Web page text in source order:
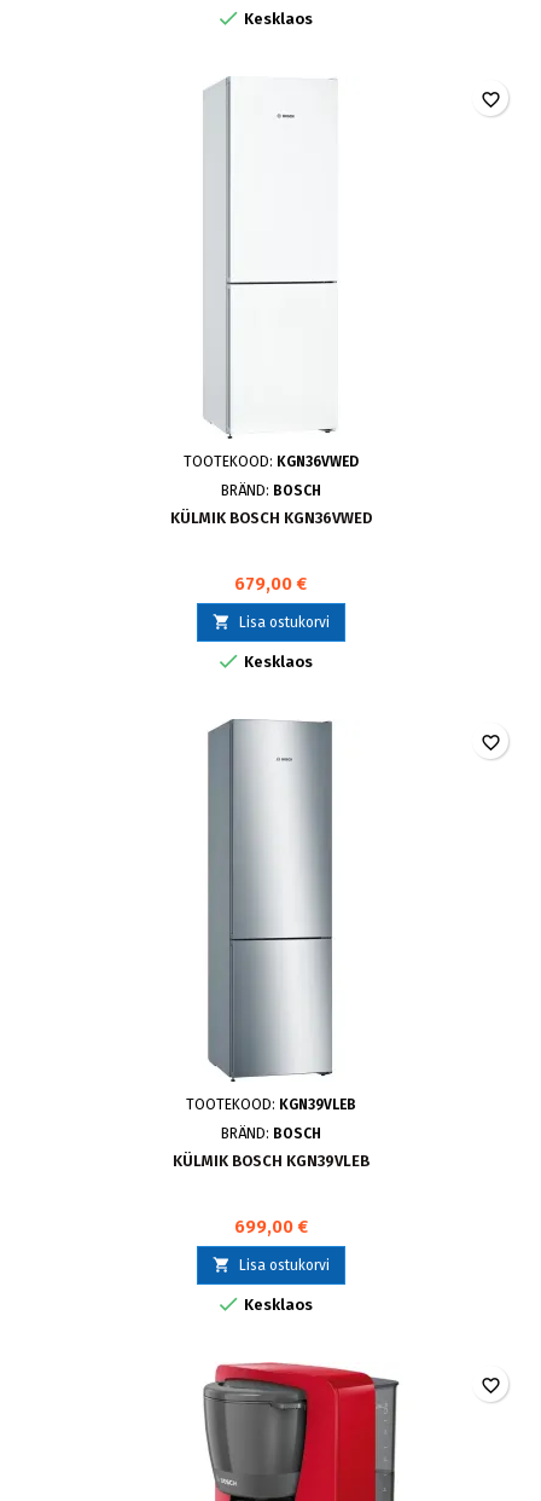
 Kesklaos
TOOTEKOOD: KGN36VWED
BRÄND: BOSCH
KÜLMIK BOSCH KGN36VWED
679,00 €
 Lisa ostukorvi
 Kesklaos
favorite_border
TOOTEKOOD: KGN39VLEB
BRÄND: BOSCH
KÜLMIK BOSCH KGN39VLEB
699,00 €
 Lisa ostukorvi
 Kesklaos
favorite_border
favorite_border